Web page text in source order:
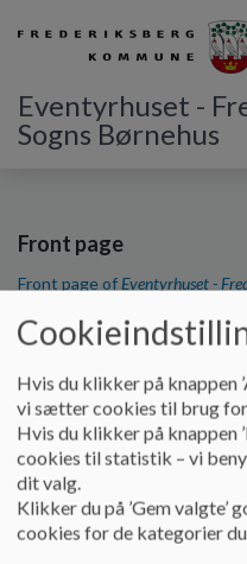
l
Eventyrhuset -
Sogns Børnehus
Front page
Front page of Eventyrhuset -
Primær navigation
Vores dagtilbud
Om Eventyrhuset
Årsplan
Sikkerhed i børnehuset
Tilsynsrapporter
Pædagogik
Pædagogiske tilgange
Hvis du klikker på knappen
vi sætter cookies til brug
Hvis du klikker på knappen
cookies til statistik – vi
dit valg.
Klikker du på ’Gem valgte’
cookies for de kategorier